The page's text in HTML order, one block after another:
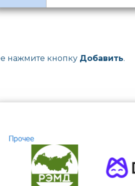
нажмите кнопку Добавить.